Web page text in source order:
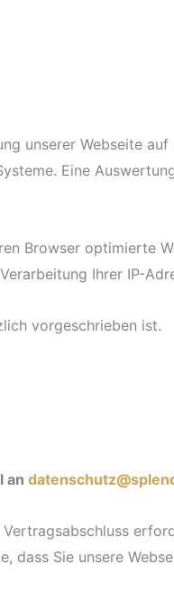
unserer Webseite auf
Eine
Browser optimierte
Ihrer IP-
vorgeschrieben ist.
an
dass Sie unsere